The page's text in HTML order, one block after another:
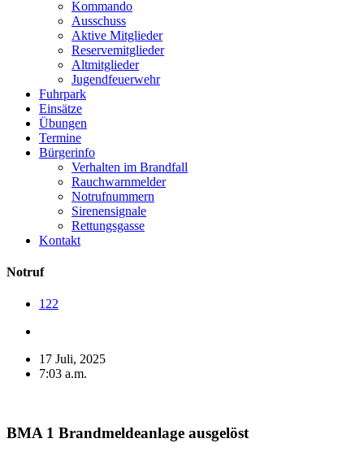
Kommando
Ausschuss
Aktive Mitglieder
Reservemitglieder
Altmitglieder
Jugendfeuerwehr
Fuhrpark
Einsätze
Übungen
Termine
Bürgerinfo
Verhalten im Brandfall
Rauchwarnmelder
Notrufnummern
Sirenensignale
Rettungsgasse
Kontakt
Notruf
122
17 Juli, 2025
7:03 a.m.
BMA 1 Brandmeldeanlage ausgelöst